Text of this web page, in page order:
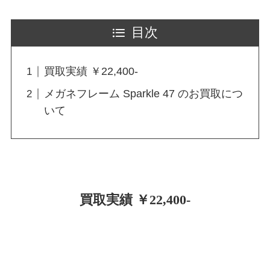
目次
買取実績 ￥22,400-
メガネフレーム Sparkle 47 のお買取につ
いて
買取実績 ￥22,400-